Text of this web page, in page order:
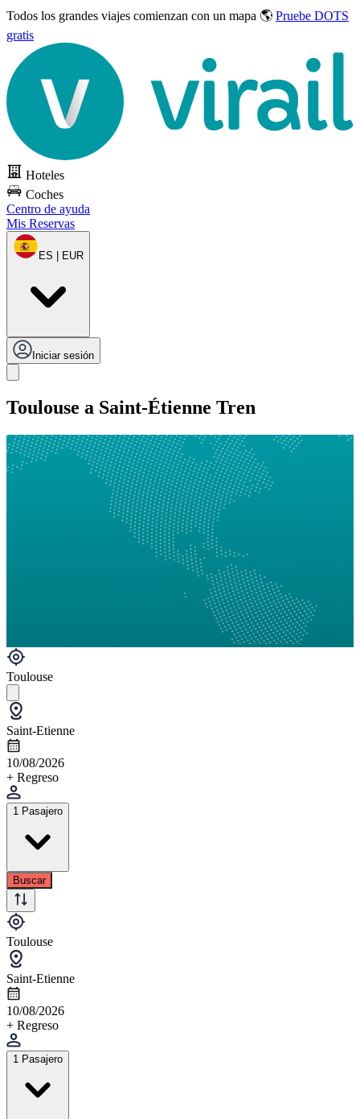
Todos los grandes viajes comienzan con un mapa 🌎 Pruebe DOTS
gratis
Hoteles
Coches
Centro de ayuda
Mis Reservas
ES | EUR
Iniciar sesión
Toulouse a Saint-Étienne Tren
Toulouse
Saint-Etienne
10/08/2026
+ Regreso
1 Pasajero
Buscar
Toulouse
Saint-Etienne
10/08/2026
+ Regreso
1 Pasajero